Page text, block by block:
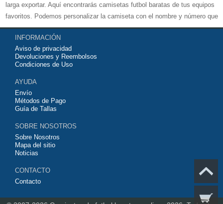
larga exportar. Aquí encontrarás camisetas futbol baratas de tus equipos
favoritos. Podemos personalizar la camiseta con el nombre y número que
quieras. Nuestrascamisetas de futbol replicasson de máxima calidad
tailandesa por lo que estamos convencidos que quedarás muy satisfecho
con ella. Estas camisetas tienen un tejido transpirable por lo que te
servirán para jugar al fútbol o simplemente para animar a tu equipo
contáctanos y haremos lo posible para conseguirtela lo más barata
posible.
INFORMACIÓN
Aviso de privacidad
Devoluciones y Reembolsos
Condiciones de Uso
AYUDA
Envío
Métodos de Pago
Guía de Tallas
SOBRE NOSOTROS
Sobre Nosotros
Mapa del sitio
Noticias
CONTACTO
Contacto